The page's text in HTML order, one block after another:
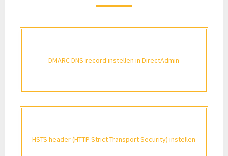
DMARC DNS-record instellen in DirectAdmin
HSTS header (HTTP Strict Transport Security) instellen